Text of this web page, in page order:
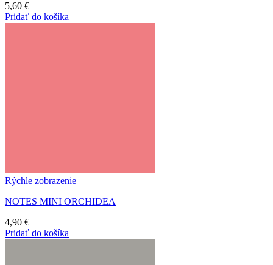
5,60 €
Pridať do košíka
Rýchle zobrazenie
NOTES MINI ORCHIDEA
4,90 €
Pridať do košíka